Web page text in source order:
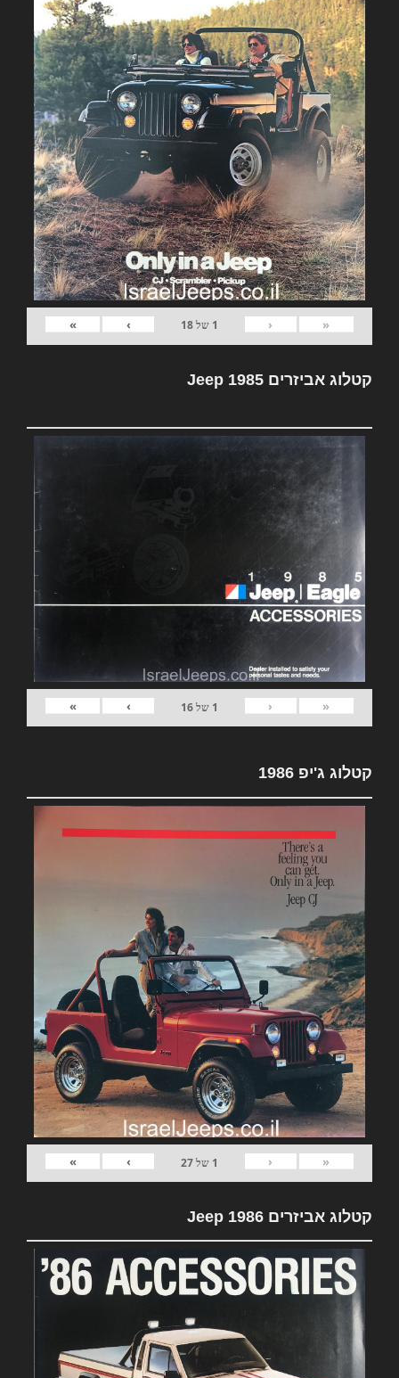
«
‹
1 של18
›
»
קטלוג אביזרים Jeep 1985
«
‹
1 של16
›
»
קטלוג ג'יפ 1986
«
‹
1 של27
›
»
קטלוג אביזרים Jeep 1986